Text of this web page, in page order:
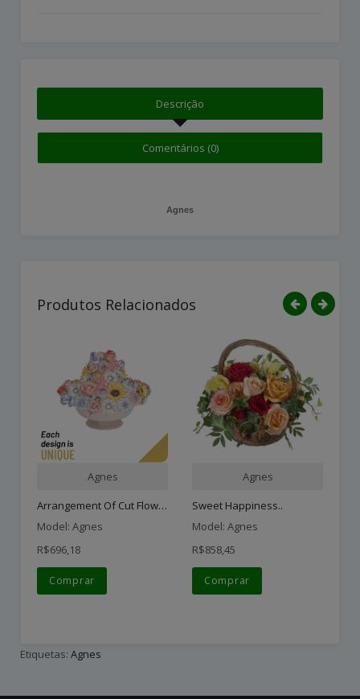
Descrição
Comentários (0)
Agnes
Produtos Relacionados
Agnes
Arrangement Of Cut Flower..
Model: Agnes
R$696,18
Comprar
Agnes
Sweet Happiness..
Model: Agnes
R$858,45
Comprar
Etiquetas: Agnes